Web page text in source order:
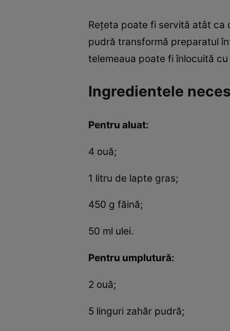
Rețeta poate fi servită atât ca
pudră transformă preparatul
telemeaua poate fi înlocuită
Ingredientele
Pentru aluat:
4 ouă;
1 litru de lapte gras;
450 g făină;
50 ml ulei.
Pentru umplutură:
2 ouă;
5 linguri zahăr pudră;